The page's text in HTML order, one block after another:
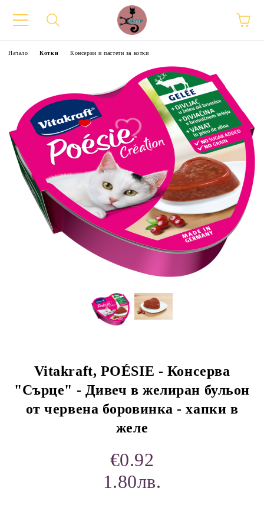
Flatazor,
Начало Котки Консерви и пастети за котки
Vitakraft, POÉSIE - Консерва
"Сърце" - Дивеч в желиран бульон
от червена боровинка - хапки в
желе
€0.92
1.80лв.